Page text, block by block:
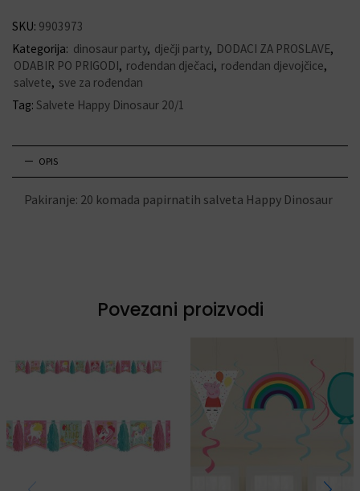
SKU: 9903973
Kategorija: dinosaur party, dječji party, DODACI ZA PROSLAVE,
ODABIR PO PRIGODI, rođendan dječaci, rođendan djevojčice,
salvete, sve za rođendan
Tag: Salvete Happy Dinosaur 20/1
OPIS
Pakiranje: 20 komada papirnatih salveta Happy Dinosaur
Povezani proizvodi